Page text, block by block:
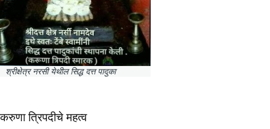
श्रीक्षेत्र नरसी येथील सिद्ध दत्त पादुका
करुणा त्रिपदीचे महत्व